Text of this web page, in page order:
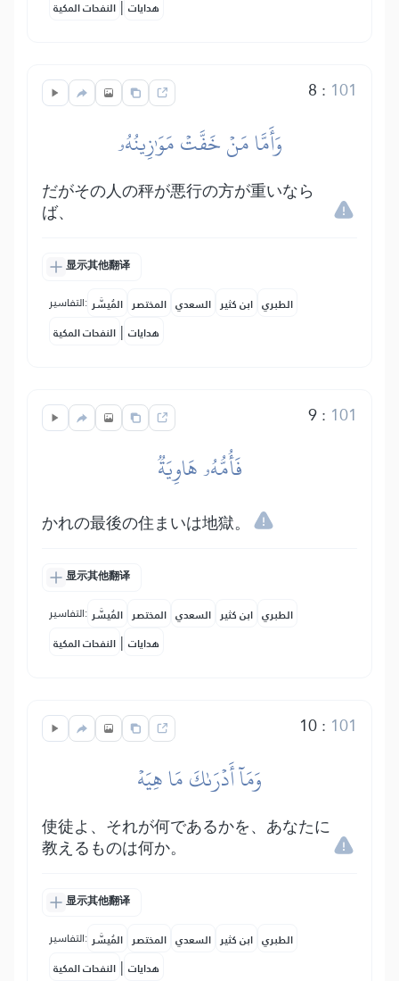
النفحات المكية | هدايات
8 : 101
وَأَمَّا مَنۡ خَفَّتۡ مَوَٰزِينُهُۥ
だがその人の秤が悪行の方が重いなら
ば、
显示其他翻译
التفاسير: المُيسَّر المختصر السعدي ابن كثير الطبري
النفحات المكية | هدايات
9: 101
فَأُمُّهُۥ هَاوِيَةٞ
かれの最後の住まいは地獄。
显示其他翻译
التفاسير: المُيسَّر المختصر السعدي ابن كثير الطبري
النفحات المكية | هدايات
10: 101
وَمَآ أَدۡرَىٰكَ مَا هِيَهۡ
使徒よ、それが何であるかを、あなたに
教えるものは何か。
显示其他翻译
التفاسير: المُيسَّر المختصر السعدي ابن كثير الطبري
النفحات المكية | هدايات